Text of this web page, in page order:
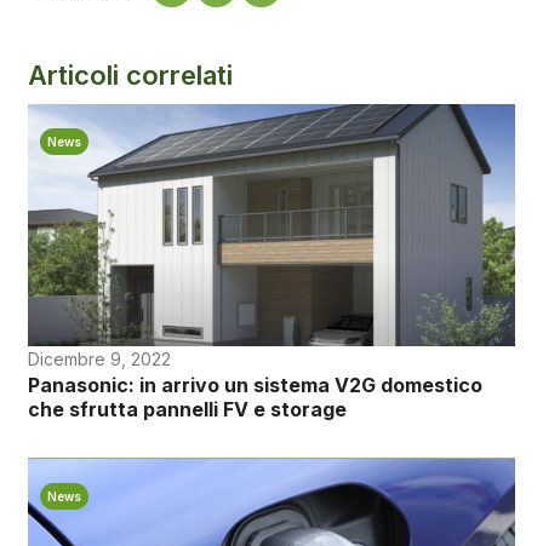
Articoli correlati
News
Dicembre 9, 2022
Panasonic: in arrivo un sistema V2G domestico
che sfrutta pannelli FV e storage
News